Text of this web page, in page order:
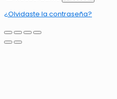
¿Olvidaste la contraseña?